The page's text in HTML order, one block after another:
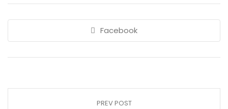
Facebook
PREV POST